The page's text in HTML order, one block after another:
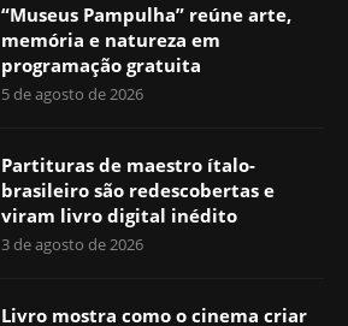
“Museus Pampulha” reúne arte,
memória e natureza em
programação gratuita
5 de agosto de 2026
Partituras de maestro ítalo-
brasileiro são redescobertas e
viram livro digital inédito
3 de agosto de 2026
Livro mostra como o cinema criar